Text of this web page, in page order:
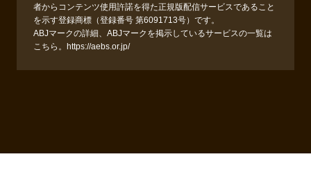
者からコンテンツ使用許諾を得た正規版配信サービスであること
を示す登録商標（登録番号 第6091713号）です。
ABJマークの詳細、ABJマークを掲示しているサービスの一覧は
こちら。
https://aebs.or.jp/